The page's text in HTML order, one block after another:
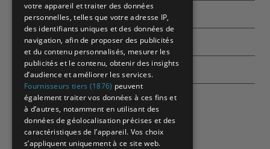
Partenaires
Contactez-nous
Echographes
votre appareil et traiter des données
personnelles, telles que votre adresse IP,
des identifiants uniques et des données de
navigation, afin de proposer des publicités
et du contenu personnalisés, mesurer les
publicités et le contenu, obtenir des insights
d’audience et améliorer les services.
Fournisseurs tiers (1876) peuvent
également traiter vos données à ces fins et
à d’autres, notamment en utilisant des
données de géolocalisation précises et des
caractéristiques de l’appareil. Vos choix
s’appliquent uniquement à ce site web.